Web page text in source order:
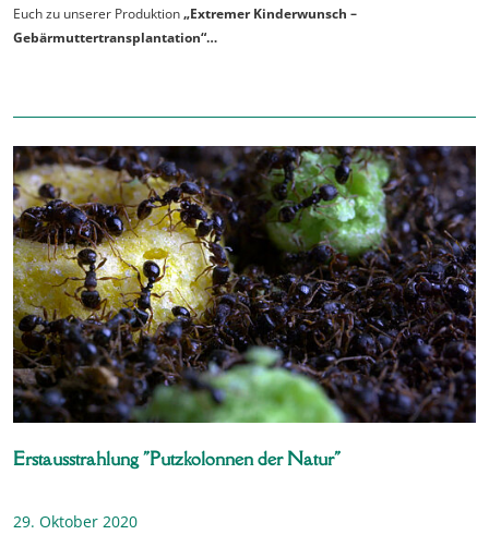
Euch zu unserer Produktion„Extremer Kinderwunsch –
Gebärmuttertransplantation“…
Erstausstrahlung "Putzkolonnen der Natur"
29. Oktober 2020